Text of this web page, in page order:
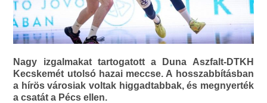
Nagy izgalmakat tartogatott a Duna Aszfalt-DTKH
Kecskemét utolsó hazai meccse. A hosszabbításban
a hírös városiak voltak higgadtabbak, és megnyerték
a csatát a Pécs ellen.